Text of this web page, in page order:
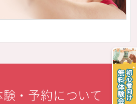
験・予約について